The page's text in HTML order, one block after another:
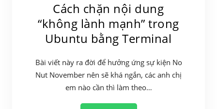
Cách chặn nội dung
“không lành mạnh” trong
Ubuntu bằng Terminal
Bài viết này ra đời để hưởng ứng sự kiện No
Nut November nên sẽ khá ngắn, các anh chị
em nào cần thì làm theo…